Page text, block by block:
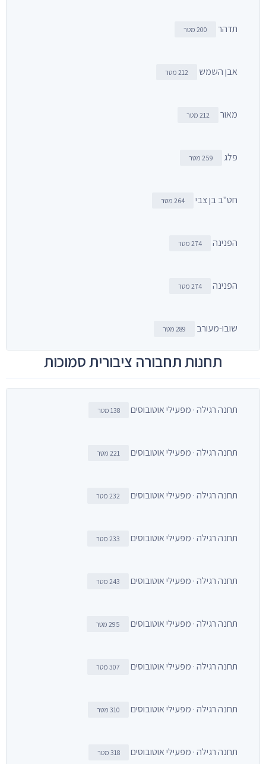
תדהר 200 מטר
אבן השמש 212 מטר
מאור 212 מטר
פלג 259 מטר
חט"ב בן צבי 264 מטר
הפנינה 274 מטר
הפנינה 274 מטר
שובו-מעורב 289 מטר
תחנות תחבורה ציבורית סמוכות
תחנה רגילה · מפעילי אוטובוסים 138 מטר
תחנה רגילה · מפעילי אוטובוסים 221 מטר
תחנה רגילה · מפעילי אוטובוסים 232 מטר
תחנה רגילה · מפעילי אוטובוסים 233 מטר
תחנה רגילה · מפעילי אוטובוסים 243 מטר
תחנה רגילה · מפעילי אוטובוסים 295 מטר
תחנה רגילה · מפעילי אוטובוסים 307 מטר
תחנה רגילה · מפעילי אוטובוסים 310 מטר
תחנה רגילה · מפעילי אוטובוסים 318 מטר